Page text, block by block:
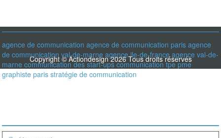
agence de communication agence de communication paris agence
de communication val-de-marne agence ile-de-france agence val-de-
marne communication des start-ups communication tpe pme
graphiste paris stratégie de communication
Copyright © Actiondesign 2026 Tous droits réservés